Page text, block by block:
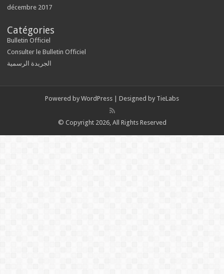
décembre 2017
Catégories
Bulletin Officiel
Consulter le Bulletin Officiel
الجريدة الرسمية
Powered by WordPress | Designed by TieLabs
© Copyright 2026, All Rights Reserved